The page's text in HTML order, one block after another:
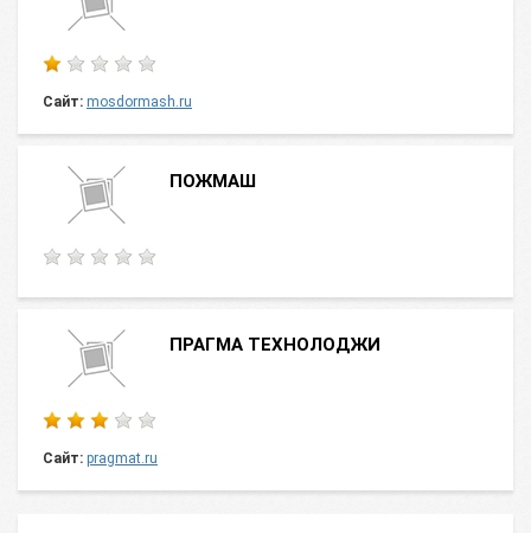
Сайт: mosdormash.ru
ПОЖМАШ
ПРАГМА ТЕХНОЛОДЖИ
Сайт: pragmat.ru